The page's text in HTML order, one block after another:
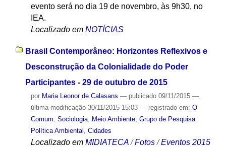
evento será no dia 19 de novembro, às 9h30, no
IEA.
Localizado em NOTÍCIAS
Brasil Contemporâneo: Horizontes Reflexivos e
Desconstrução da Colonialidade do Poder
Participantes - 29 de outubro de 2015
por Maria Leonor de Calasans — publicado09/11/2015 —
última modificação30/11/2015 15:03 — registrado em: O
Comum Sociologia, Meio Ambiente, Grupo de Pesquisa
Política Ambiental
Cidades
Localizado em MIDIATECA /Fotos /Eventos 2015